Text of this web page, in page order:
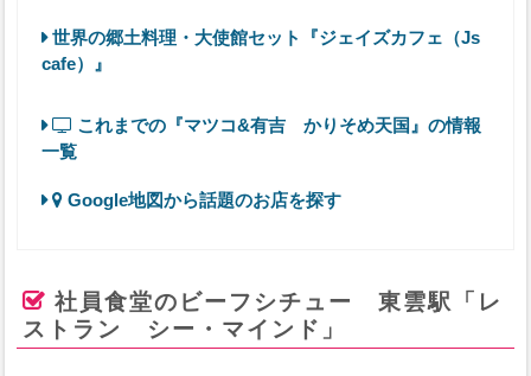
世界の郷土料理・大使館セット『ジェイズカフェ（Js
cafe）』
これまでの『マツコ&有吉 かりそめ天国』の情報
一覧
Google地図から話題のお店を探す
社員食堂のビーフシチュー 東雲駅「レ
ストラン シー・マインド」